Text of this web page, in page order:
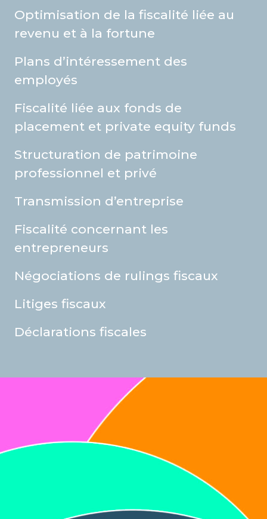
Optimisation de la fiscalité liée au
revenu et à la fortune
Plans d’intéressement des
employés
Fiscalité liée aux fonds de
placement et private equity funds
Structuration de patrimoine
professionnel et privé
Transmission d’entreprise
Fiscalité concernant les
entrepreneurs
Négociations de rulings fiscaux
Litiges fiscaux
Déclarations fiscales